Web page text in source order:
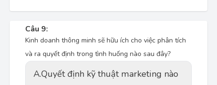
Câu 9:
Kinh doanh thông minh sẽ hữu ích cho việc phân tích
và ra quyết định trong tình huống nào sau đây?
A.Quyết định kỹ thuật marketing nào